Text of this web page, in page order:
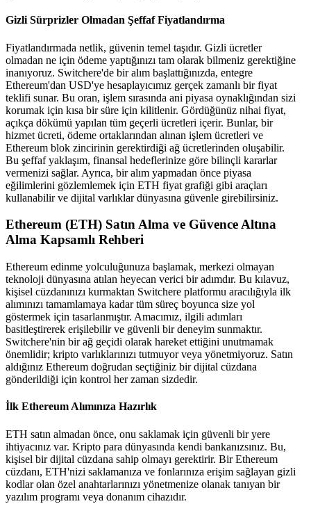
Gizli Sürprizler Olmadan Şeffaf Fiyatlandırma
Fiyatlandırmada netlik, güvenin temel taşıdır. Gizli ücretler
olmadan ne için ödeme yaptığınızı tam olarak bilmeniz gerektiğine
inanıyoruz. Switchere'de bir alım başlattığınızda, entegre
Ethereum'dan USD'ye hesaplayıcımız gerçek zamanlı bir fiyat
teklifi sunar. Bu oran, işlem sırasında ani piyasa oynaklığından sizi
korumak için kısa bir süre için kilitlenir. Gördüğünüz nihai fiyat,
açıkça dökümü yapılan tüm geçerli ücretleri içerir. Bunlar, bir
hizmet ücreti, ödeme ortaklarından alınan işlem ücretleri ve
Ethereum blok zincirinin gerektirdiği ağ ücretlerinden oluşabilir.
Bu şeffaf yaklaşım, finansal hedeflerinize göre bilinçli kararlar
vermenizi sağlar. Ayrıca, bir alım yapmadan önce piyasa
eğilimlerini gözlemlemek için ETH fiyat grafiği gibi araçları
kullanabilir ve dijital varlıklar dünyasına güvenle girebilirsiniz.
Ethereum (ETH) Satın Alma ve Güvence Altına
Alma Kapsamlı Rehberi
Ethereum edinme yolculuğunuza başlamak, merkezi olmayan
teknoloji dünyasına atılan heyecan verici bir adımdır. Bu kılavuz,
kişisel cüzdanınızı kurmaktan Switchere platformu aracılığıyla ilk
alımınızı tamamlamaya kadar tüm süreç boyunca size yol
göstermek için tasarlanmıştır. Amacımız, ilgili adımları
basitleştirerek erişilebilir ve güvenli bir deneyim sunmaktır.
Switchere'nin bir ağ geçidi olarak hareket ettiğini unutmamak
önemlidir; kripto varlıklarınızı tutmuyor veya yönetmiyoruz. Satın
aldığınız Ethereum doğrudan seçtiğiniz bir dijital cüzdana
gönderildiği için kontrol her zaman sizdedir.
İlk Ethereum Alımınıza Hazırlık
ETH satın almadan önce, onu saklamak için güvenli bir yere
ihtiyacınız var. Kripto para dünyasında kendi bankanızsınız. Bu,
kişisel bir dijital cüzdana sahip olmayı gerektirir. Bir Ethereum
cüzdanı, ETH'nizi saklamanıza ve fonlarınıza erişim sağlayan gizli
kodlar olan özel anahtarlarınızı yönetmenize olanak tanıyan bir
yazılım programı veya donanım cihazıdır.